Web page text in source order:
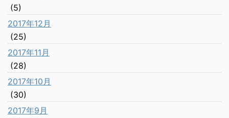
(5)
2017年12月
(25)
2017年11月
(28)
2017年10月
(30)
2017年9月